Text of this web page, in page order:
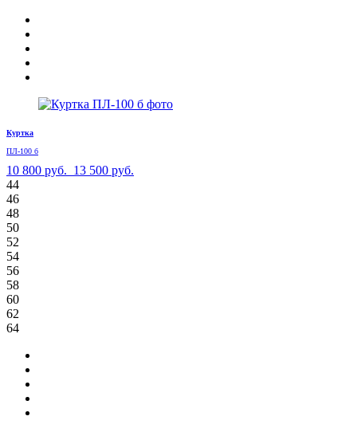
Куртка
ПЛ-100 б
10 800 руб. 13 500 руб.
44
46
48
50
52
54
56
58
60
62
64